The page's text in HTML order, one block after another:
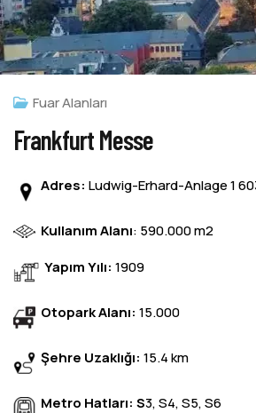
Fuar Alanları
Frankfurt Messe
Adres: Ludwig-Erhard-Anlage 1
Kullanım Alanı: 590.000 m2
Yapım Yılı: 1909
Otopark Alanı: 15.000
Şehre Uzaklığı: 15.4 km
Metro Hatları: S3, S4, S5, S6